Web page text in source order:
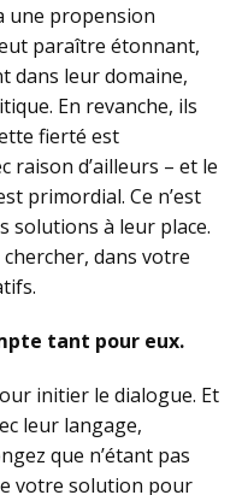
une propension
paraître étonnant,
dans leur domaine,
En revanche, ils
fierté est
raison d’ailleurs – et le
primordial. Ce n’est
solutions à leur place.
dans votre
tant pour eux.
initier le dialogue. Et
leur langage,
que n’étant pas
votre solution pour